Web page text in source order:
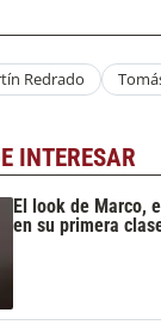
Redrado
INTERESAR
El look de Marco,
en su primera